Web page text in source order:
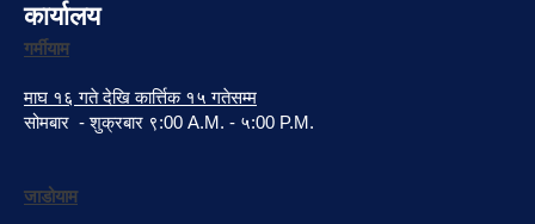
कार्यालय
गर्मीयाम
माघ १६ गते देखि कार्त्तिक १५ गतेसम्म
सोमबार - शुक्रबार ९:00 A.M. - ५:00 P.M.
जाडोयाम